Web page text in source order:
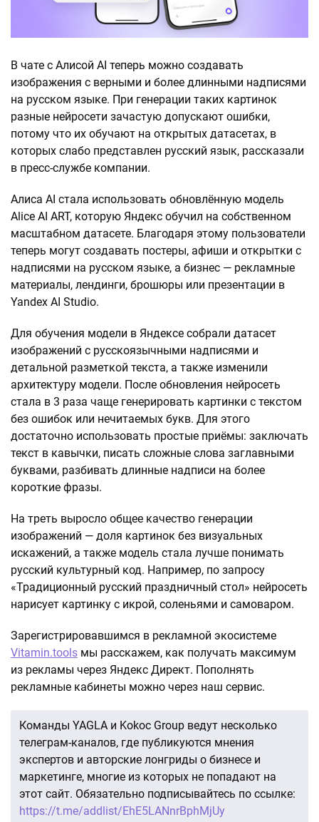
В чате с Алисой AI теперь можно создавать
изображения с верными и более длинными надписями
на русском языке. При генерации таких картинок
разные нейросети зачастую допускают ошибки,
потому что их обучают на открытых датасетах, в
которых слабо представлен русский язык, рассказали
в пресс-службе компании.
Алиса AI стала использовать обновлённую модель
Alice AI ART, которую Яндекс обучил на собственном
масштабном датасете. Благодаря этому пользователи
теперь могут создавать постеры, афиши и открытки с
надписями на русском языке, а бизнес — рекламные
материалы, лендинги, брошюры или презентации в
Yandex AI Studio.
Для обучения модели в Яндексе собрали датасет
изображений с русскоязычными надписями и
детальной разметкой текста, а также изменили
архитектуру модели. После обновления нейросеть
стала в 3 раза чаще генерировать картинки с текстом
без ошибок или нечитаемых букв. Для этого
достаточно использовать простые приёмы: заключать
текст в кавычки, писать сложные слова заглавными
буквами, разбивать длинные надписи на более
короткие фразы.
На треть выросло общее качество генерации
изображений — доля картинок без визуальных
искажений, а также модель стала лучше понимать
русский культурный код. Например, по запросу
«Традиционный русский праздничный стол» нейросеть
нарисует картинку с икрой, соленьями и самоваром.
Зарегистрировавшимся в рекламной экосистеме
Vitamin.tools мы расскажем, как получать максимум
из рекламы через Яндекс Директ. Пополнять
рекламные кабинеты можно через наш сервис.
Команды YAGLA и Kokoc Group ведут несколько
телеграм-каналов, где публикуются мнения
экспертов и авторские лонгриды о бизнесе и
маркетинге, многие из которых не попадают на
этот сайт. Обязательно подписывайтесь по ссылке:
https://t.me/addlist/EhE5LANnrBphMjUy